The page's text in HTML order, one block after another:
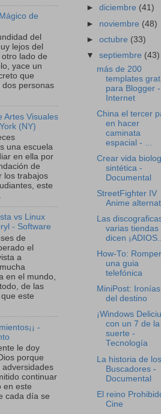
de
del
lejos del
lado de
yace un
que
dos personas
Artes Visuales
(NY)
una escuela
en ella por
de
los trabajos
este
vs Linux
- Software
de
el
a
en el mundo,
de las
este
-
le doy
porque
adversidades
continuar
en este
cada día se
►diciembre (41)
► noviembre (48)
►octubre (33)
▼septiembre (43)
más de 200
templates
para Blogger -
Internet
China el tercer
en hacer
caminata
espacial - ...
Crear vida
sintética -
Documental
StreetFighter IV
Anime
Las
varias tiendas
dicen
How-To: Romper
una guia
telefónica
MiniPost: Ironías
del destino
¡Windows
con un 7 de la
suerte -
Tecnología
La historia de los
Buscadores -
Documental
El reino
Cine